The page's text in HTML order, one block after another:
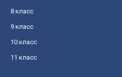
8 класс
9 класс
10 класс
11 класс